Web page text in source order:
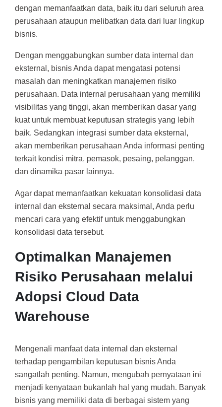
dengan memanfaatkan data, baik itu dari seluruh area
perusahaan ataupun melibatkan data dari luar lingkup
bisnis.
Dengan menggabungkan sumber data internal dan
eksternal, bisnis Anda dapat mengatasi potensi
masalah dan meningkatkan manajemen risiko
perusahaan. Data internal perusahaan yang memiliki
visibilitas yang tinggi, akan memberikan dasar yang
kuat untuk membuat keputusan strategis yang lebih
baik. Sedangkan integrasi sumber data eksternal,
akan memberikan perusahaan Anda informasi penting
terkait kondisi mitra, pemasok, pesaing, pelanggan,
dan dinamika pasar lainnya.
Agar dapat memanfaatkan kekuatan konsolidasi data
internal dan eksternal secara maksimal, Anda perlu
mencari cara yang efektif untuk menggabungkan
konsolidasi data tersebut.
Optimalkan Manajemen
Risiko Perusahaan melalui
Adopsi Cloud Data
Warehouse
Mengenali manfaat data internal dan eksternal
terhadap pengambilan keputusan bisnis Anda
sangatlah penting. Namun, mengubah pernyataan ini
menjadi kenyataan bukanlah hal yang mudah. Banyak
bisnis yang memiliki data di berbagai sistem yang